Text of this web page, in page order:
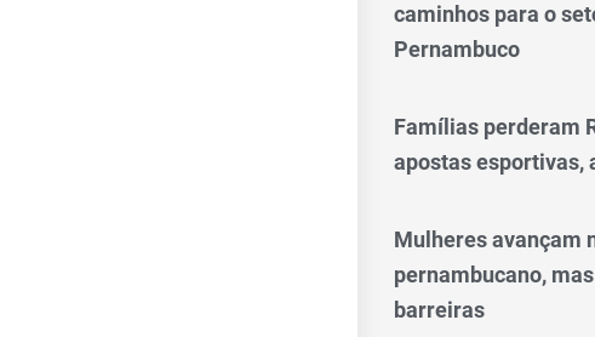
caminhos para o
Pernambuco
Famílias perderam
apostas esportivas,
Mulheres avançam
pernambucano,
barreiras